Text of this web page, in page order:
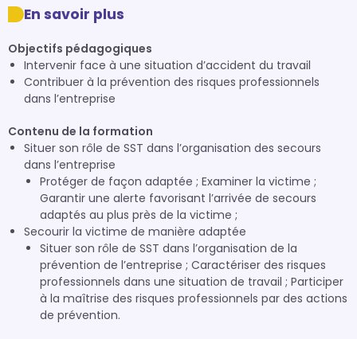
En savoir plus
Objectifs pédagogiques
Intervenir face à une situation d’accident du travail
Contribuer à la prévention des risques professionnels
dans l’entreprise
Contenu de la formation
Situer son rôle de SST dans l’organisation des secours
dans l’entreprise
Protéger de façon adaptée ; Examiner la victime ;
Garantir une alerte favorisant l’arrivée de secours
adaptés au plus près de la victime ;
Secourir la victime de manière adaptée
Situer son rôle de SST dans l’organisation de la
prévention de l’entreprise ; Caractériser des risques
professionnels dans une situation de travail ; Participer
à la maîtrise des risques professionnels par des actions
de prévention.